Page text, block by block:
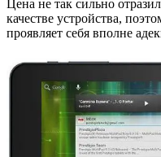
Цена не так сильно
качестве устройства,
проявляет себя вполне